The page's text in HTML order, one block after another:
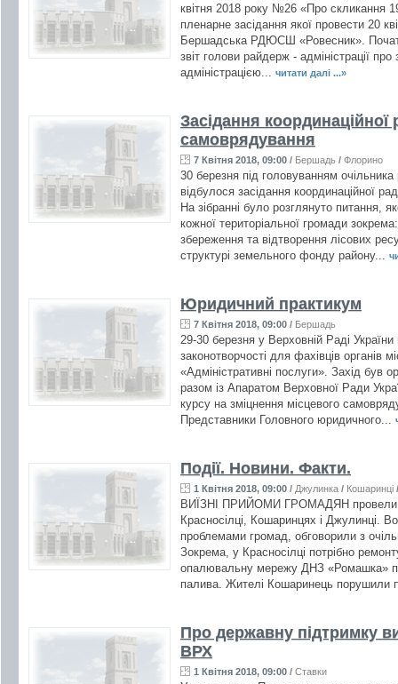
квітня 2018 року №26 «Про скликання
пленарне засідання якої провести 20
Бершадська РДЮСШ «Ровесник».
звіт голови райдерж - адміністрації
адміністрацією...
читати далі ...»
Засідання
самоврядування
7 Квітня 2018, 09:00 / Бершадь / Флорино
30 березня під головуванням
відбулося засідання координаційної
На зібранні було розглянуто питання,
кожної територіальної громади
збереження та відтворення лісових
структурі земельного фонду району...
Юридичний практикум
7 Квітня 2018, 09:00 / Бершадь
29-30 березня у Верховній Раді
законотворчості для фахівців органів
«Адміністративні послуги». Захід був
разом із Апаратом Верховної Ради
курсу на зміцнення місцевого
Представники Головного юридичного...
Події. Новини. Факти.
1 Квітня 2018, 09:00 / Джулинка / Кошаринці
ВИЇЗНІ ПРИЙОМИ ГРОМАДЯН провели
Красносілці, Кошаринцях і Джулинці.
проблемами громад, обговорили з
Зокрема, у Красносілці потрібно
опалювальну мережу ДНЗ «Ромашка»
палива. Жителі Кошаринець порушили
Про державну підтримку
ВРХ
1 Квітня 2018, 09:00 / Ставки